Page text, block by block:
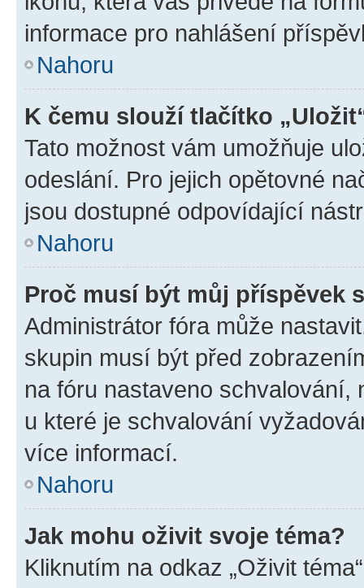
informace pro nahlášení
Nahoru
K čemu slouží tlačítko
Tato možnost vám umožňuje
odeslání. Pro jejich opětovné
jsou dostupné odpovídající
Nahoru
Proč musí být můj příspěvek
Administrátor fóra může
skupin musí být před
na fóru nastaveno schvalování,
u které je schvalování
více informací.
Nahoru
Jak mohu oživit svoje téma?
Kliknutím na odkaz „Oživit